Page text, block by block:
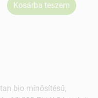
Kosárba teszem
bio minősítésű,